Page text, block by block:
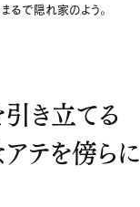
るで隠れ家のよう。
き立てる
テを傍らに